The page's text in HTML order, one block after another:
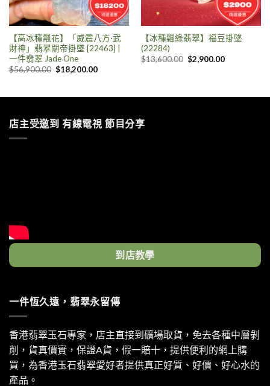
【高冰種飄花】「威震八方·武
財神」翡翠關帝掛墜 [22463] |
一件翡翠 Jade One
$56,900.00 $18,200.00
【冰種飄綠翡翠】福豆掛墜
(22284)
$13,600.00 $2,900.00
店主受邀到 有線電視 節目分享
到店教學
一件恆久遠，翡翠永留傳
香港翡翠玉石專家，店主直接到礦場取貨，免去各種中層剝
削，貨真價實，保證A貨，假一賠十，提供便利的網上購
買，為香港玉石翡翠愛好者提供真正好質、好價、好心水的
產品。